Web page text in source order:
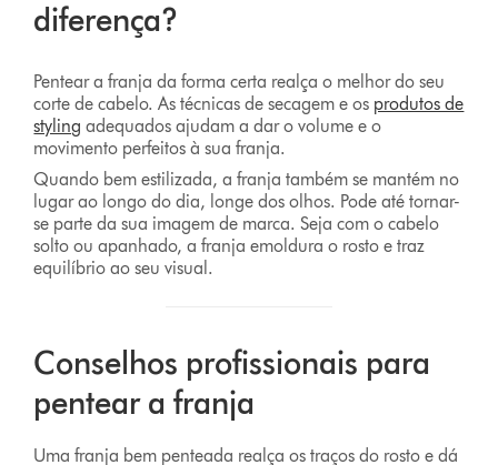
diferença?
Pentear a franja da forma certa realça o melhor do seu
corte de cabelo. As técnicas de secagem e os produtos de
styling adequados ajudam a dar o volume e o
movimento perfeitos à sua franja.
Quando bem estilizada, a franja também se mantém no
lugar ao longo do dia, longe dos olhos. Pode até tornar-
se parte da sua imagem de marca. Seja com o cabelo
solto ou apanhado, a franja emoldura o rosto e traz
equilíbrio ao seu visual.
Conselhos profissionais para
pentear a franja
Uma franja bem penteada realça os traços do rosto e dá